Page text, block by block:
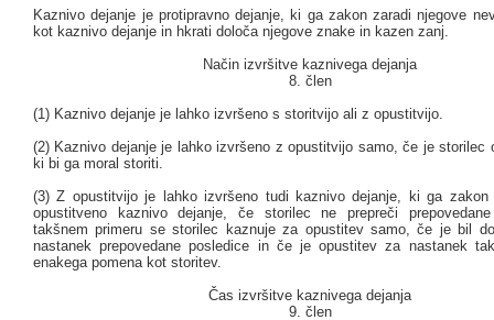
Kaznivo dejanje je protipravno dejanje, ki ga zakon zaradi njegove
kot kaznivo dejanje in hkrati določa njegove znake in kazen zanj.
Način izvršitve kaznivega dejanja
8. člen
(1) Kaznivo dejanje je lahko izvršeno s storitvijo ali z opustitvijo.
(2) Kaznivo dejanje je lahko izvršeno z opustitvijo samo, če je storilec
ki bi ga moral storiti.
(3) Z opustitvijo je lahko izvršeno tudi kaznivo dejanje, ki ga
opustitveno kaznivo dejanje, če storilec ne prepreči
takšnem primeru se storilec kaznuje za opustitev samo, če je bil
nastanek prepovedane posledice in če je opustitev za nastanek
enakega pomena kot storitev.
Čas izvršitve kaznivega dejanja
9. člen